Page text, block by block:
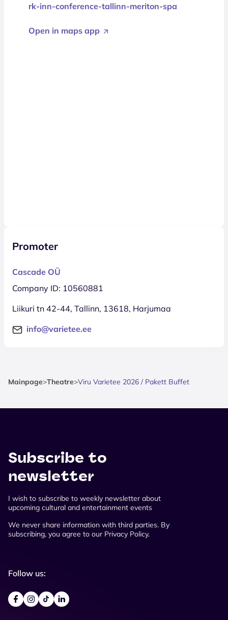
rk-inn-conference-tallinn-meriton-spa
Open in maps app
Promoter
Cascade OÜ
Company ID: 10560881
Liikuri tn 42-44, Tallinn, 13618, Harjumaa
info@varietee.ee
Mainpage>Theatre>Viru Varietee 2026 / Pakett Buffet
Subscribe to
newsletter
I wish to subscribe to weekly newsletter about
upcoming cultural and entertainment events
We never share information with third parties. By
subscribing, you agree to our Privacy Policy.
Follow us: